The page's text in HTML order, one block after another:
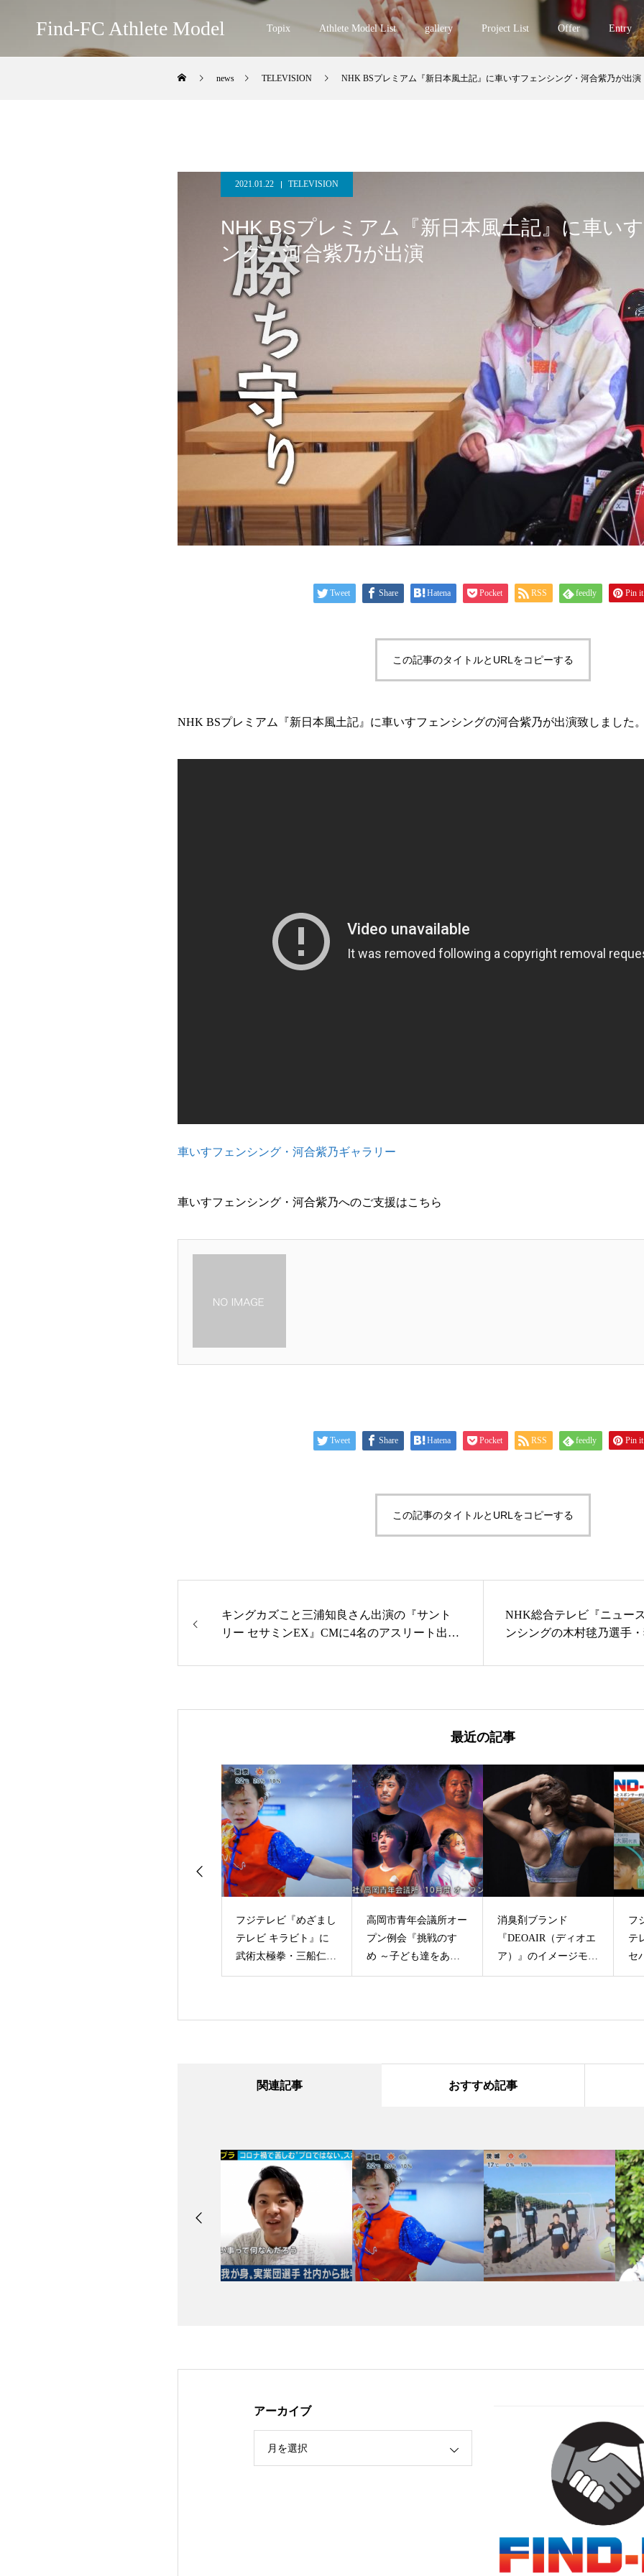
Find-FC Athlete Model Topix Athlete Model List gallery Project List Offer Entry
news TELEVISION NHK BSプレミアム『新日本風土記』に車いすフェンシング・河合紫乃が出演
2021.01.22 TELEVISION
NHK BSプレミアム『新日本風土記』に車い
ング・河合紫乃が出演
Tweet Share Hatena Pocket RSS feedly Pin it
この記事のタイトルとURLをコピーする
NHK BSプレミアム『新日本風土記』に車いすフェンシングの河合紫乃が出演致しました
車いすフェンシング・河合紫乃ギャラリー
車いすフェンシング・河合紫乃へのご支援はこちら
Tweet Share Hatena Pocket RSS feedly Pin it
この記事のタイトルとURLをコピーする
キングカズこと三浦知良さん出演の『サント
リー セサミンEX』CMに4名のアスリート出
NHK総合テレビ『ニュー
ンシングの木村毬乃選手
最近の記事
高岡市青年会議所オー
プン例会『挑戦のすゝ
め ～子ども達をあり
のままに育む～』のパ
消臭剤ブランド
『DEOAIR（ディオエ
ア）』のイメージモデ
ルに、スパルタンレー
フジテレビ『めざまし
テレビ キラビト』に
セパタクローチーム・
SC TOKYOの岡本慧
関連記事 おすすめ記事
アーカイブ
月を選択